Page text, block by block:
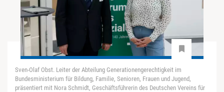
Sven-Olaf Obst. Leiter der Abteilung Generationengerechtigkeit im
Bundesministerium für Bildung, Familie, Senioren, Frauen und Jugend,
präsentiert mit Nora Schmidt, Geschäftsführerin des Deutschen Vereins für